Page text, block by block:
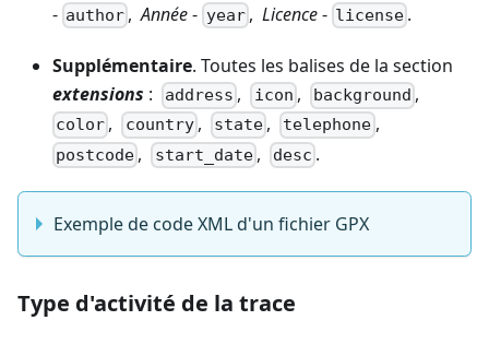
- author ,Année- year, Licence- license .
Supplémentaire. Toutes les balises de la section
extensions : address , icon , background ,
color , country, state , telephone,
postcode , start_date, desc .
Exemple de code XML d'un fichier GPX
Type d'activité de la trace